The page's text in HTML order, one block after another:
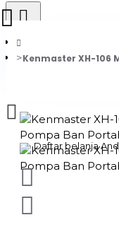
Daftar belanja
Kenmaster XH-106